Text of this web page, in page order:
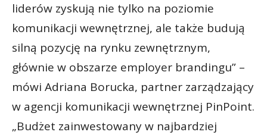
liderów zyskują nie tylko na poziomie
komunikacji wewnętrznej, ale także budują
silną pozycję na rynku zewnętrznym,
głównie w obszarze employer brandingu” –
mówi Adriana Borucka, partner zarządzający
w agencji komunikacji wewnętrznej PinPoint.
„Budżet zainwestowany w najbardziej